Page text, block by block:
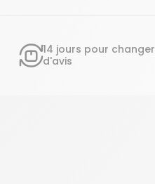
14 jours pour changer
d'avis